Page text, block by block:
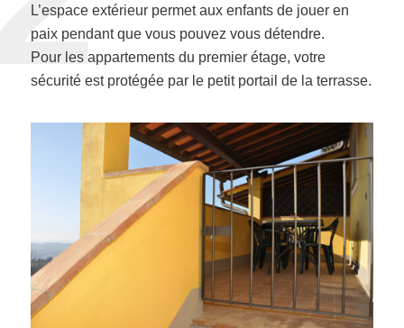
L’espace extérieur permet aux enfants de jouer en
paix pendant que vous pouvez vous détendre.
Pour les appartements du premier étage, votre
sécurité est protégée par le petit portail de la terrasse.